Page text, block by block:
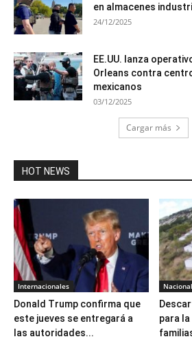
en almacenes
24/12/2025
EE.UU. lanza
Orleans contra
mexicanos
03/12/2025
Cargar más
HOT NEWS
Internacionales
Donald Trump confirma que
este jueves se entregará a
las autoridades...
para